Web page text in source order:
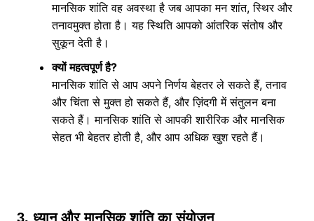
मानसिक शांति वह अवस्था है जब आपका मन शांत, स्थिर और
तनावमुक्त होता है। यह स्थिति आपको आंतरिक संतोष और
सुकून देती है।
क्यों महत्वपूर्ण है?
मानसिक शांति से आप अपने निर्णय बेहतर ले सकते हैं, तनाव
और चिंता से मुक्त हो सकते हैं, और ज़िंदगी में संतुलन बना
सकते हैं। मानसिक शांति से आपकी शारीरिक और मानसिक
सेहत भी बेहतर होती है, और आप अधिक खुश रहते हैं।
3. ध्यान और मानसिक शांति का संयोजन